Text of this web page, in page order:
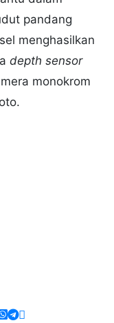
pandang
menghasilkan
depth sensor
monokrom